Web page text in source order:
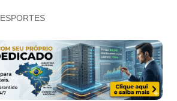
ESPORTES